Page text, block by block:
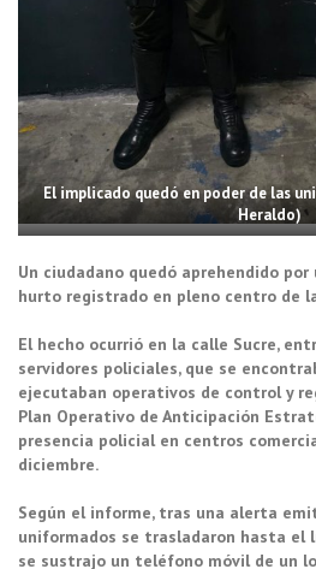
El implicado quedó en poder de las
Heraldo)
Un ciudadano quedó aprehendido
hurto registrado en pleno centro de
El hecho ocurrió en la calle Sucre,
servidores policiales, que se
ejecutaban operativos de control y
Plan Operativo de Anticipación
presencia policial en centros
diciembre.
Según el informe, tras una alerta
uniformados se trasladaron hasta el
se sustrajo un teléfono móvil de un